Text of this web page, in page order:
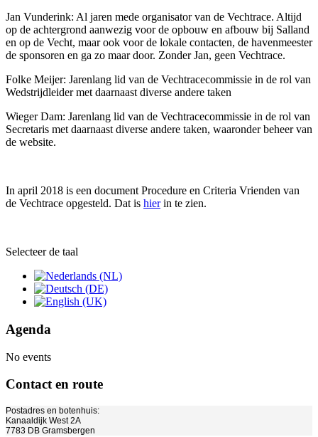
Jan Vunderink: Al jaren mede organisator van de Vechtrace. Altijd
op de achtergrond aanwezig voor de opbouw en afbouw bij Salland
en op de Vecht, maar ook voor de lokale contacten, de havenmeester
de sponsoren en ga zo maar door. Zonder Jan, geen Vechtrace.
Folke Meijer: Jarenlang lid van de Vechtracecommissie in de rol van
Wedstrijdleider met daarnaast diverse andere taken
Wieger Dam: Jarenlang lid van de Vechtracecommissie in de rol van
Secretaris met daarnaast diverse andere taken, waaronder beheer van
de website.
In april 2018 is een document Procedure en Criteria Vrienden van
de Vechtrace opgesteld. Dat is hierin te zien.
Selecteer de taal
Agenda
No events
Contact en route
Postadres en botenhuis:
Kanaaldijk West 2A
7783 DB Gramsbergen